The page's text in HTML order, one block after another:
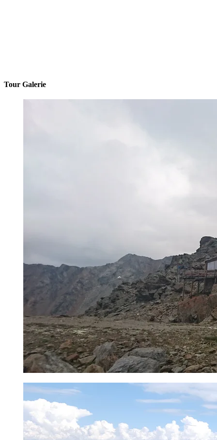
Tour Galerie